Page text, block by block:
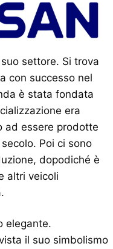
settore. Si trova
con successo nel
è stata fondata
era
ad essere prodotte
Poi ci sono
dopodiché è
altri veicoli
elegante.
il suo simbolismo